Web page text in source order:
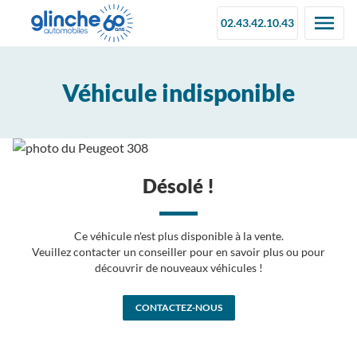
02.43.42.10.43
Véhicule indisponible
Désolé !
Ce véhicule n'est plus disponible à la vente.
Veuillez contacter un conseiller pour en savoir plus ou pour
découvrir de nouveaux véhicules !
CONTACTEZ-NOUS